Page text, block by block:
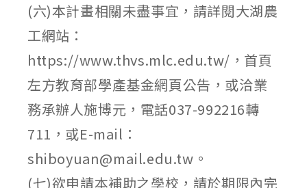
(六)本計畫相關未盡事宜，請詳閱大湖農
工網站：
https://www.thvs.mlc.edu.tw/，首頁
左方教育部學產基金網頁公告，或洽業
務承辦人施博元，電話037-992216轉
711，或E-mail：
shiboyuan@mail.edu.tw。
(七)欲申請本補助之學校，請於期限內完